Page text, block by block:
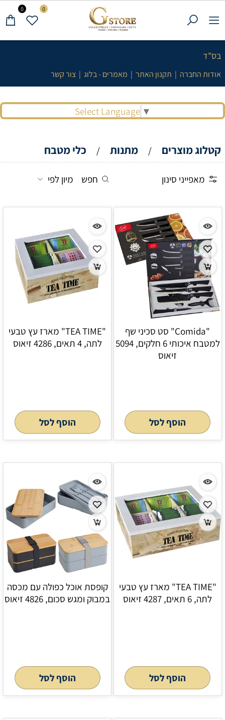
בס"ד
אודות החברה | תקנון האתר | מאמרים - בלוג | צור קשר
Select Language ▼
0 0
קטלוג מוצרים / מתנות / כלי מטבח
מאפייני סינון חפש מיון לפי
"Comida" סט סכיני שף
למטבח איכותי 6 חלקים, 5094
זיאוס
הוסף לסל
"TEA TIME" מארז עץ טבעי
לתה, 4 תאים, 4286 זיאוס
הוסף לסל
"TEA TIME" מארז עץ טבעי
לתה, 6 תאים, 4287 זיאוס
הוסף לסל
קופסת אוכל כפולה עם מכסה
במבוק ומגש סכום, 4826 זיאוס
הוסף לסל